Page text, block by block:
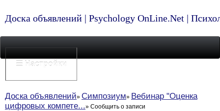
Доска объявлений | Psychology OnLine.Net |
☰ Настройки
Доска объявлений Симпозиум
Вебинар "Оценка
цифровых компете...
Сообщить о записи